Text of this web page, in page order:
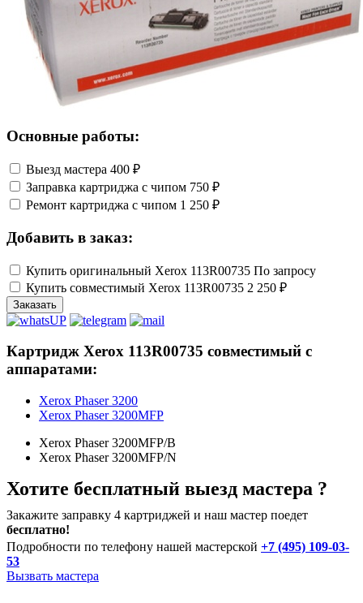
Основные работы:
Выезд мастера 400 ₽
Заправка картриджа с чипом 750 ₽
Ремонт картриджа с чипом 1 250 ₽
Добавить в заказ:
Купить оригинальный Xerox 113R00735 По запросу
Купить совместимый Xerox 113R00735 2 250 ₽
Заказать
Картридж Xerox 113R00735 совместимый с
аппаратами:
Xerox Phaser 3200
Xerox Phaser 3200MFP
Xerox Phaser 3200MFP/B
Xerox Phaser 3200MFP/N
Хотите бесплатный выезд мастера ?
Закажите заправку 4 картриджей и наш мастер поедет
бесплатно!
Подробности по телефону нашей мастерской +7 (495) 109-03-
53
Вызвать мастера